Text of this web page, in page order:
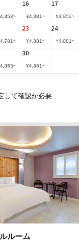
4,853~
16
¥4,881~
17
¥4,853~
4,781~
23
¥4,881~
24
¥4,881~
4,853~
30
¥4,881~
して確認が必要
ルーム